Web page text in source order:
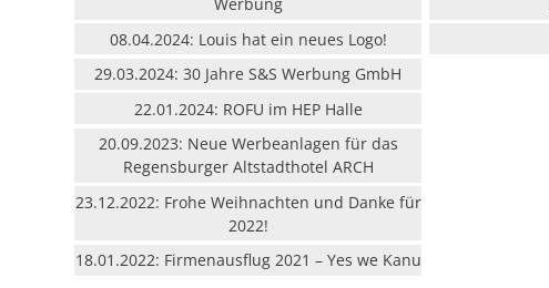
Werbung
08.04.2024: Louis hat ein neues Logo!
29.03.2024: 30 Jahre S&S Werbung GmbH
22.01.2024: ROFU im HEP Halle
20.09.2023: Neue Werbeanlagen für das
Regensburger Altstadthotel ARCH
23.12.2022: Frohe Weihnachten und Danke für
2022!
18.01.2022: Firmenausflug 2021 – Yes we Kanu